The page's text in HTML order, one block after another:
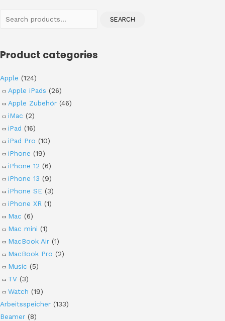
SEARCH
Product categories
Apple (124)
Apple iPads (26)
Apple Zubehör (46)
iMac (2)
iPad (16)
iPad Pro (10)
iPhone (19)
iPhone 12 (6)
iPhone 13 (9)
iPhone SE (3)
iPhone XR (1)
Mac (6)
Mac mini (1)
MacBook Air (1)
MacBook Pro (2)
Music (5)
TV (3)
Watch (19)
Arbeitsspeicher (133)
Beamer (8)